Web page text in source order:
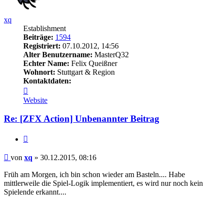
xq
Establishment
Beiträge: 1594
Registriert: 07.10.2012, 14:56
Alter Benutzername: MasterQ32
Echter Name: Felix Queißner
Wohnort: Stuttgart & Region
Kontaktdaten:
von
xq
Website
Re: [ZFX Action] Unbenannter Beitrag
Beitrag
von xq » 30.12.2015, 08:16
Früh am Morgen, ich bin schon wieder am Basteln.... Habe
mittlerweile die Spiel-Logik implementiert, es wird nur noch kein
Spielende erkannt....